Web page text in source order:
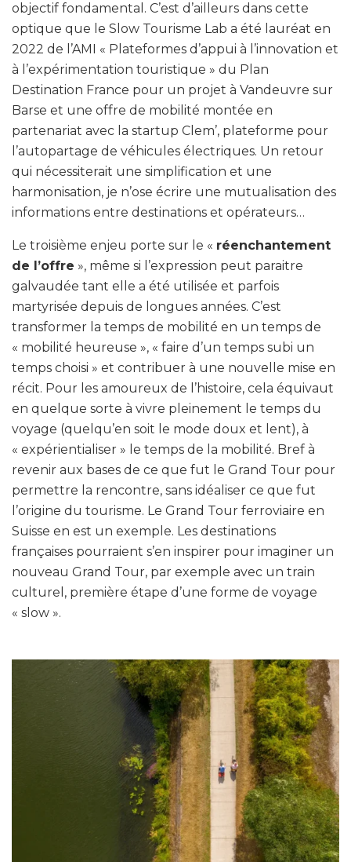
objectif fondamental. C’est d’ailleurs dans cette
optique que le Slow Tourisme Lab a été lauréat en
2022 de l’AMI « Plateformes d’appui à l’innovation et
à l’expérimentation touristique » du Plan
Destination France pour un projet à Vandeuvre sur
Barse et une offre de mobilité montée en
partenariat avec la startup Clem’, plateforme pour
l’autopartage de véhicules électriques. Un retour
qui nécessiterait une simplification et une
harmonisation, je n’ose écrire une mutualisation des
informations entre destinations et opérateurs…
Le troisième enjeu porte sur le « réenchantement
de l’offre », même si l’expression peut paraitre
galvaudée tant elle a été utilisée et parfois
martyrisée depuis de longues années. C’est
transformer la temps de mobilité en un temps de
« mobilité heureuse », « faire d’un temps subi un
temps choisi » et contribuer à une nouvelle mise en
récit. Pour les amoureux de l’histoire, cela équivaut
en quelque sorte à vivre pleinement le temps du
voyage (quelqu’en soit le mode doux et lent), à
« expérientialiser » le temps de la mobilité. Bref à
revenir aux bases de ce que fut le Grand Tour pour
permettre la rencontre, sans idéaliser ce que fut
l’origine du tourisme. Le Grand Tour ferroviaire en
Suisse en est un exemple. Les destinations
françaises pourraient s’en inspirer pour imaginer un
nouveau Grand Tour, par exemple avec un train
culturel, première étape d’une forme de voyage
« slow ».